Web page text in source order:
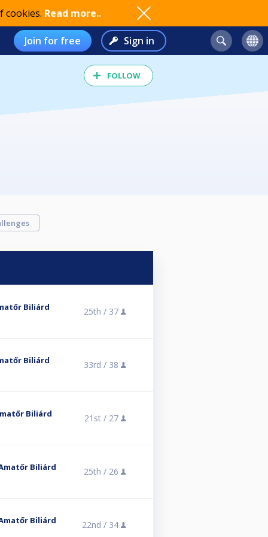
cookies. Read more..
Join for free Sign in
FOLLOW
Biliárd
25th / 37
Biliárd
33rd / 38
Biliárd
21st / 27
Biliárd
25th / 26
Biliárd
22nd / 34